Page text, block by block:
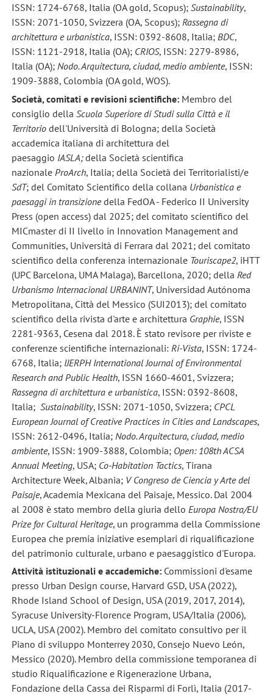
ISSN: 1724-6768, Italia (OA gold, Scopus); Sustainability,
ISSN: 2071-1050, Svizzera (OA, Scopus); Rassegna di
architettura e urbanistica, ISSN: 0392-8608, Italia; BDC,
ISSN: 1121-2918, Italia (OA); CRIOS, ISSN: 2279-8986,
Italia (OA); Nodo. Arquitectura, ciudad, medio ambiente, ISSN:
1909-3888, Colombia (OA gold, WOS).
Società, comitati e revisioni scientifiche:Membro del
consiglio della Scuola Superiore di Studi sulla Città e il
Territoriodell'Università di Bologna; della Società
accademica italiana di architettura del
paesaggio IASLA;della Società scientifica
nazionale ProArch, Italia; della Società dei Territorialisti/e
SdT; del Comitato Scientifico della collana Urbanistica e
paesaggi in transizionedella FedOA - Federico II University
Press (open access) dal 2025; del comitato scientifico del
MICmaster di II livello in Innovation Management and
Communities, Università di Ferrara dal 2021; del comitato
scientifico della conferenza internazionale Touriscape2, iHTT
(UPC Barcelona, UMA Malaga), Barcellona, 2020; della Red
Urbanismo Internacional URBANINT, Universidad Autónoma
Metropolitana, Città del Messico (SUI2013); del comitato
scientifico della rivista d'arte e architettura Graphie, ISSN
2281-9363, Cesena dal 2018. È stato revisore per riviste e
conferenze scientifiche internazionali: Ri-Vista, ISSN: 1724-
6768, Italia; IJERPH International Journal of Environmental
Research and Public Health, ISSN 1660-4601, Svizzera;
Rassegna di architettura e urbanistica, ISSN: 0392-8608,
Italia; Sustainability, ISSN: 2071-1050, Svizzera; CPCL
European Journal of Creative Practices in Cities and Landscapes,
ISSN: 2612-0496, Italia; Nodo. Arquitectura, ciudad, medio
ambiente, ISSN: 1909-3888, Colombia; Open: 108th ACSA
Annual Meeting, USA; Co-Habitation Tactics, Tirana
Architecture Week, Albania; V Congreso de Ciencia y Arte del
Paisaje, Academia Mexicana del Paisaje, Messico. Dal 2004
al 2008 è stato membro della giuria dello Europa Nostra/EU
Prize for Cultural Heritage, un programma della Commissione
Europea che premia iniziative esemplari di riqualificazione
del patrimonio culturale, urbano e paesaggistico d'Europa.
Attività istituzionali e accademiche:Commissioni d'esame
presso Urban Design course, Harvard GSD, USA (2022),
Rhode Island School of Design, USA (2019, 2017, 2014),
Syracuse University-Florence Program, USA/Italia (2006),
UCLA, USA (2002). Membro del comitato consultivo per il
Piano di sviluppo Monterrey 2030, Consejo Nuevo León,
Messico (2020). Membro della commissione temporanea di
studio Riqualificazione e Rigenerazione Urbana,
Fondazione della Cassa dei Risparmi di Forlì, Italia (2017-